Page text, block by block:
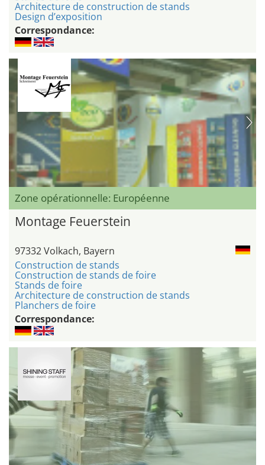
Architecture de construction de stands
Design d’exposition
Correspondance:
Zone opérationnelle: Européenne
Montage Feuerstein
97332 Volkach, Bayern
Construction de stands
Construction de stands de foire
Stands de foire
Architecture de construction de stands
Planchers de foire
Correspondance: